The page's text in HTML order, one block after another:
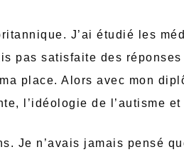
J’ai étudié les
pas satisfaite des
place. Alors avec mon
l’idéologie de l’autisme
Je n’avais jamais pensé